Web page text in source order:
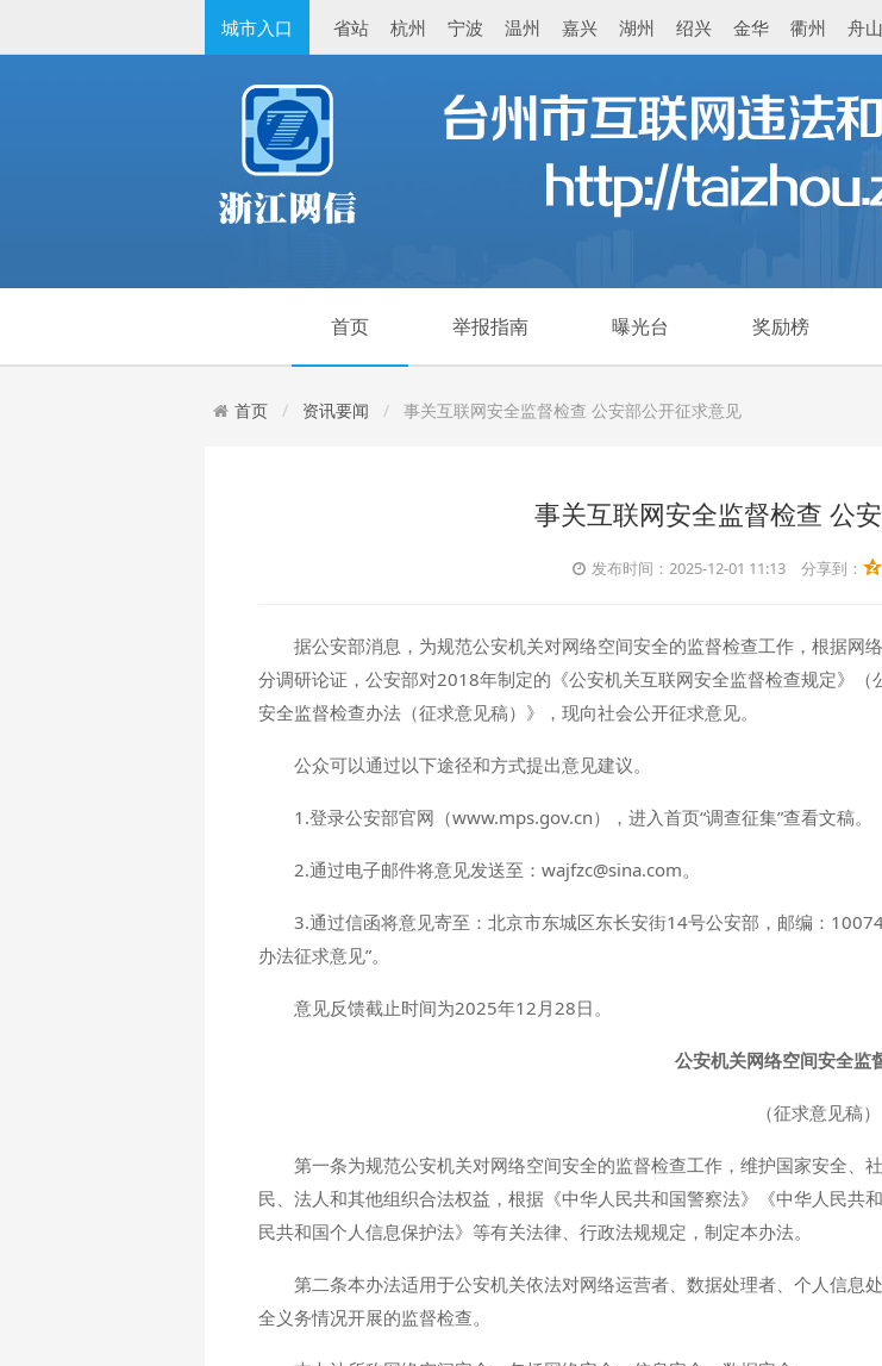
城市入口 省站 杭州 宁波 温州 嘉兴 湖州 绍兴 金华 衢州 舟山
首页 举报指南 曝光台 奖励榜
首页 资讯要闻 事关互联网安全监督检查 公安部公开征求意见
事关互联网安全监督检查 公
发布时间：2025-12-01 11:13 分享到：
据公安部消息，为规范公安机关对网络空间安全的监督检查工作，根据网
分调研论证，公安部对2018年制定的《公安机关互联网安全监督检查规定》
安全监督检查办法（征求意见稿）》，现向社会公开征求意见。
公众可以通过以下途径和方式提出意见建议。
1.登录公安部官网（www.mps.gov.cn），进入首页“调查征集”查看文稿。
2.通过电子邮件将意见发送至：wajfzc@sina.com。
3.通过信函将意见寄至：北京市东城区东长安街14号公安部，邮编：
办法征求意见”。
意见反馈截止时间为2025年12月28日。
公安机关网络空间安全监
（征求意见稿）
第一条为规范公安机关对网络空间安全的监督检查工作，维护国家安全、
民、法人和其他组织合法权益，根据《中华人民共和国警察法》《中华人民共
民共和国个人信息保护法》等有关法律、行政法规规定，制定本办法。
第二条本办法适用于公安机关依法对网络运营者、数据处理者、个人信息
全义务情况开展的监督检查。